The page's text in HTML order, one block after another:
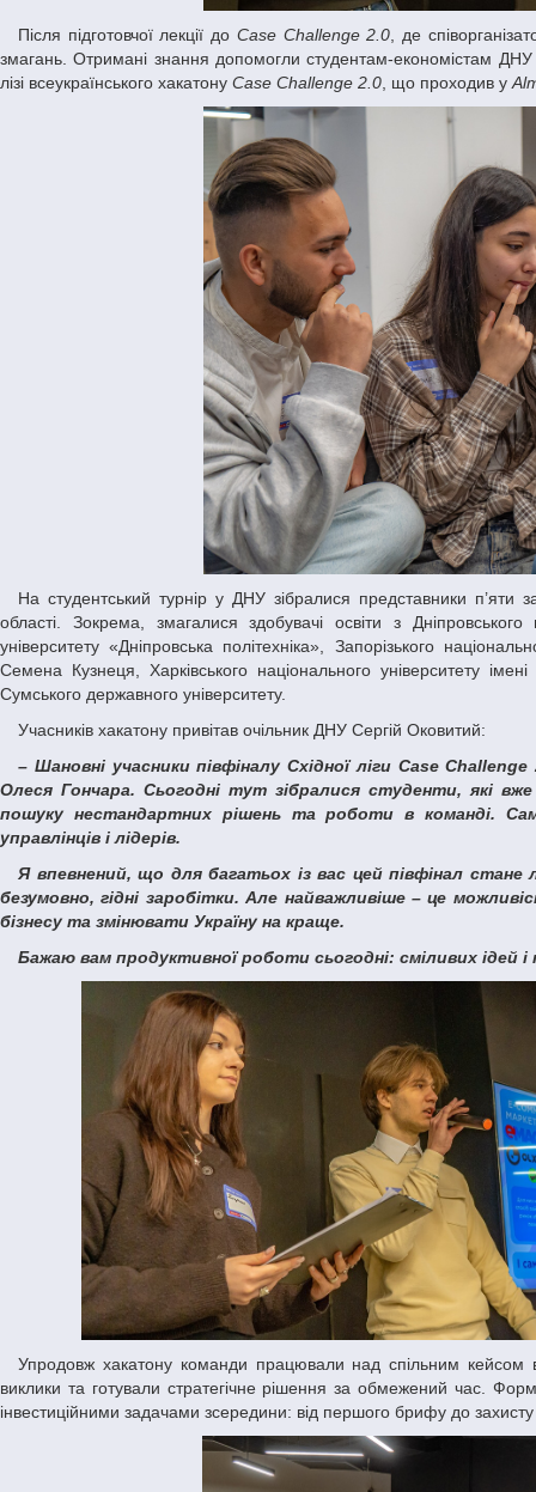
Після підготовчої лекції до Case Challenge 2.0 , де
змагань. Отримані знання допомогли студентам-економістам ДНУ
лізі всеукраїнського хакатону Case Challenge 2.0 , що проходив у
На студентський турнір у ДНУ зібралися представники п’яти закладів вищої освіти з Дніпропетровської, Запорізької, Харківської та Сумської
області. Зокрема, змагалися здобувачі освіти з
університету «Дніпровська політехніка», Запорізького
Семена Кузнеця, Харківського національного університету
Сумського державного університету.
Учасників хакатону привітав очільник ДНУ Сергій Оковитий:
– Шановні учасники півфіналу Східної ліги Case Challenge 2.0! Щиро вітаю вас у Дніпровському національному університеті імені
Олеся Гончара. Сьогодні тут зібралися студенти, які
пошуку нестандартних рішень та роботи в команді.
управлінців і лідерів.
Я впевнений, що для багатьох із вас цей півфінал стане лише початком. Попереду – відповідальні посади, масштабні проєкти і,
безумовно, гідні заробітки. Але найважливіше – це
бізнесу та змінювати Україну на краще.
Бажаю вам продуктивної роботи сьогодні: сміливих ідей
Упродовж хакатону команди працювали над спільним кейсом
виклики та готували стратегічне рішення за обмежений час.
інвестиційними задачами зсередини: від першого брифу до